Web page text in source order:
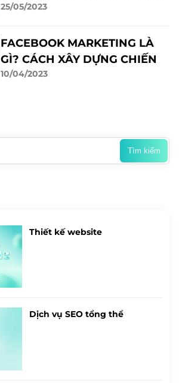
NHẤT HIỆN NAY
25/05/2023
FACEBOOK MARKETING LÀ
GÌ? CÁCH XÂY DỰNG CHIẾN
LƯỢC HIỆU QUẢ
10/04/2023
Thiết kế website
Dịch vụ SEO tổng thể